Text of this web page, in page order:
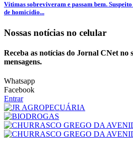
Vítimas sobreviveram e passam bem.
de homicídio...
Nossas notícias no celular
Receba as notícias do Jornal CNet no
mensagens.
Whatsapp
Facebook
Entrar